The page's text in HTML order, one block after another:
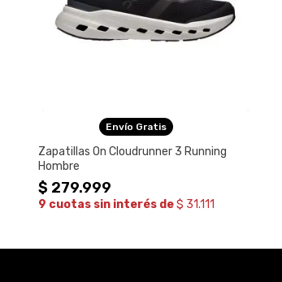
Envío Gratis
Zapatillas On Cloudrunner 3 Running
Hombre
$ 279.999
9 cuotas sin interés de $ 31.111